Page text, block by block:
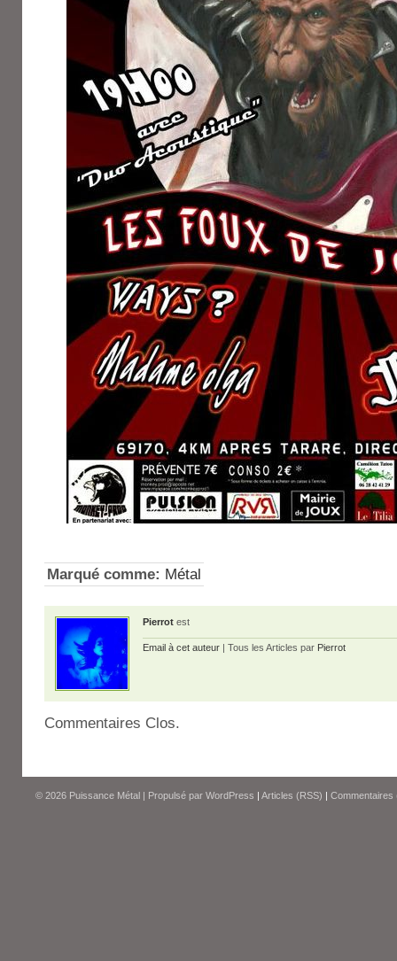
Marqué comme: Métal
Pierrot est
Email à cet auteur | Tous les Articles par Pierrot
Commentaires Clos.
© 2026 Puissance Métal | Propulsé par WordPress | Articles (RSS) | Commentaires